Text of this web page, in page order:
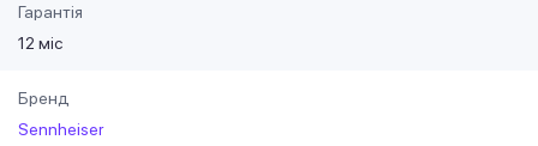
Гарантія
12 міс
Бренд
Sennheiser